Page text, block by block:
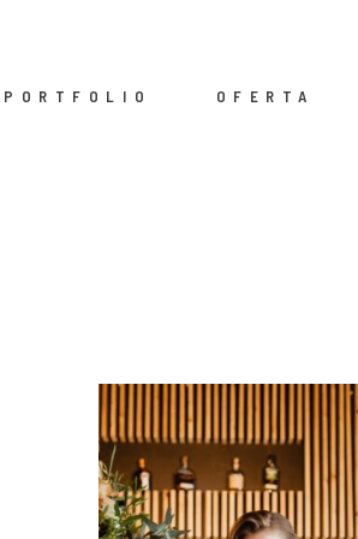
PORTFOLIO OFERTA